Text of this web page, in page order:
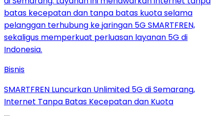
Bisnis
SMARTFREN Luncurkan Unlimited 5G di Semarang,
Internet Tanpa Batas Kecepatan dan Kuota